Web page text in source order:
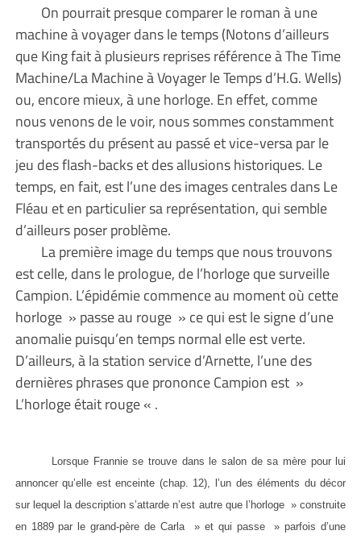
On pourrait presque comparer le roman à une
machine à voyager dans le temps (Notons d’ailleurs
que King fait à plusieurs reprises référence à The Time
Machine/La Machine à Voyager le Temps d’H.G. Wells)
ou, encore mieux, à une horloge. En effet, comme
nous venons de le voir, nous sommes constamment
transportés du présent au passé et vice-versa par le
jeu des flash-backs et des allusions historiques. Le
temps, en fait, est l’une des images centrales dans Le
Fléau et en particulier sa représentation, qui semble
d’ailleurs poser problème.
La première image du temps que nous trouvons
est celle, dans le prologue, de l’horloge que surveille
Campion. L’épidémie commence au moment où cette
horloge » passe au rouge » ce qui est le signe d’une
anomalie puisqu’en temps normal elle est verte.
D’ailleurs, à la station service d’Arnette, l’une des
dernières phrases que prononce Campion est »
L’horloge était rouge « .
Lorsque Frannie se trouve dans le salon de sa mère pour lui
annoncer qu’elle est enceinte (chap. 12), l’un des éléments du décor
sur lequel la description s’attarde n’est autre que l’horloge » construite
en 1889 par le grand-père de Carla » et qui passe » parfois d’une